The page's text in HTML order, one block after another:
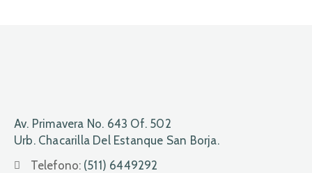
Av. Primavera No. 643 Of. 502
Urb. Chacarilla Del Estanque San Borja.
Telefono: (511) 6449292